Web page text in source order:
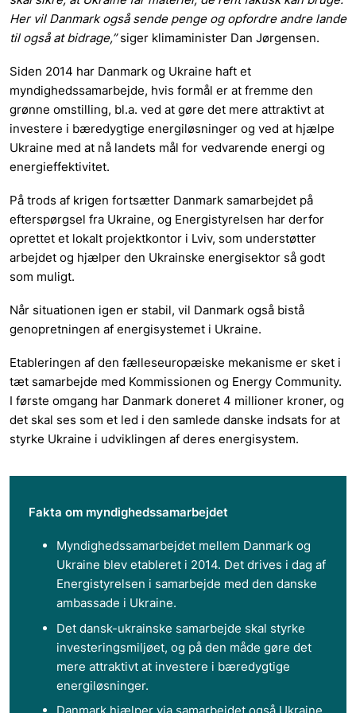
Her vil Danmark også sende penge og opfordre andre lande
til også at bidrage,”siger klimaminister Dan Jørgensen.
Siden 2014 har Danmark og Ukraine haft et
myndighedssamarbejde, hvis formål er at fremme den
grønne omstilling, bl.a. ved at gøre det mere attraktivt at
investere i bæredygtige energiløsninger og ved at hjælpe
Ukraine med at nå landets mål for vedvarende energi og
energieffektivitet.
På trods af krigen fortsætter Danmark samarbejdet på
efterspørgsel fra Ukraine, og Energistyrelsen har derfor
oprettet et lokalt projektkontor i Lviv, som understøtter
arbejdet og hjælper den Ukrainske energisektor så godt
som muligt.
Når situationen igen er stabil, vil Danmark også bistå
genopretningen af energisystemet i Ukraine.
Etableringen af den fælleseuropæiske mekanisme er sket i
tæt samarbejde med Kommissionen og Energy Community.
I første omgang har Danmark doneret 4 millioner kroner, og
det skal ses som et led i den samlede danske indsats for at
styrke Ukraine i udviklingen af deres energisystem.
Fakta om myndighedssamarbejdet
Myndighedssamarbejdet mellem Danmark og
Ukraine blev etableret i 2014. Det drives i dag af
Energistyrelsen i samarbejde med den danske
ambassade i Ukraine.
Det dansk-ukrainske samarbejde skal styrke
investeringsmiljøet, og på den måde gøre det
mere attraktivt at investere i bæredygtige
energiløsninger.